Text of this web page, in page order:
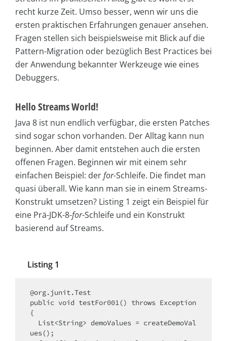
recht kurze Zeit. Umso besser, wenn wir uns die
ersten praktischen Erfahrungen genauer ansehen.
Fragen stellen sich beispielsweise mit Blick auf die
Pattern-Migration oder bezüglich Best Practices bei
der Anwendung bekannter Werkzeuge wie eines
Debuggers.
Hello Streams World!
Java 8 ist nun endlich verfügbar, die ersten Patches
sind sogar schon vorhanden. Der Alltag kann nun
beginnen. Aber damit entstehen auch die ersten
offenen Fragen. Beginnen wir mit einem sehr
einfachen Beispiel: derfor-Schleife. Die findet man
quasi überall. Wie kann man sie in einem Streams-
Konstrukt umsetzen? Listing 1 zeigt ein Beispiel für
eine Prä-JDK-8-for-Schleife und ein Konstrukt
basierend auf Streams.
Listing 1
@org.junit.Test
public void testFor001() throws Exception
{
ues();